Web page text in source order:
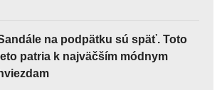
na podpätku sú späť. Toto
leto patria k najväčším módnym
hviezdam